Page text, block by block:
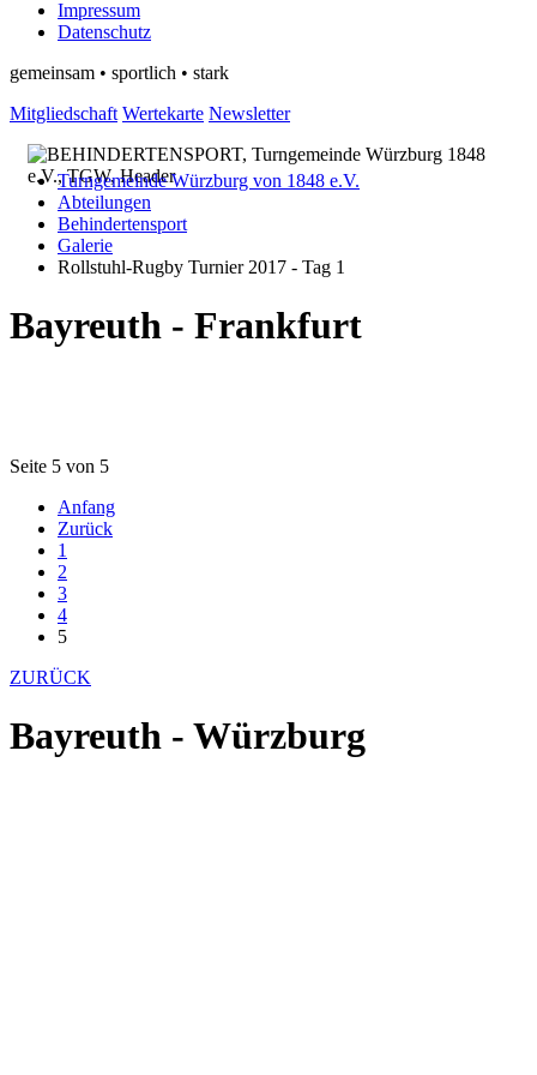
Impressum
Datenschutz
gemeinsam • sportlich • stark
Mitgliedschaft Wertekarte Newsletter
Turngemeinde Würzburg von 1848 e.V.
Abteilungen
Behindertensport
Galerie
Rollstuhl-Rugby Turnier 2017 - Tag 1
Bayreuth - Frankfurt
Seite 5 von 5
Anfang
Zurück
1
2
3
4
5
ZURÜCK
Bayreuth - Würzburg